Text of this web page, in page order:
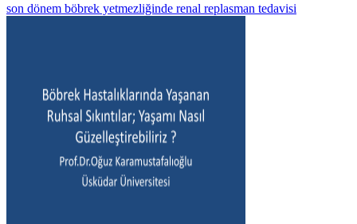
son dönem böbrek yetmezliğinde renal replasman tedavisi